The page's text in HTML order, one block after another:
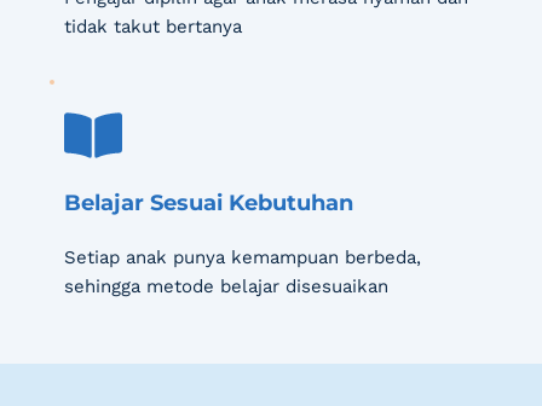
tidak takut bertanya
Belajar Sesuai Kebutuhan
Setiap anak punya kemampuan berbeda,
sehingga metode belajar disesuaikan